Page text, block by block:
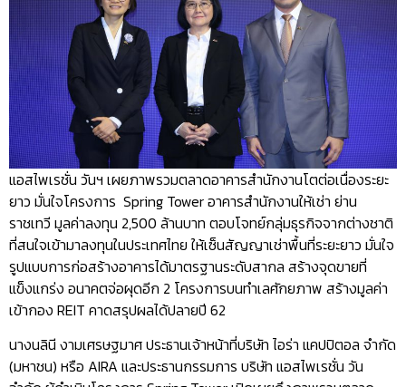
แอสไพเรชั่น วันฯ เผยภาพรวมตลาดอาคารสำนักงานโตต่อเนื่องระยะ
ยาว มั่นใจโครงการ Spring Tower อาคารสำนักงานให้เช่า ย่าน
ราชเทวี มูลค่าลงทุน 2,500 ล้านบาท ตอบโจทย์กลุ่มธุรกิจจากต่างชาติ
ที่สนใจเข้ามาลงทุนในประเทศไทย ให้เซ็นสัญญาเช่าพื้นที่ระยะยาว มั่นใจ
รูปแบบการก่อสร้างอาคารได้มาตรฐานระดับสากล สร้างจุดขายที่
แข็งแกร่ง อนาคตจ่อผุดอีก 2 โครงการบนทำเลศักยภาพ สร้างมูลค่า
เข้ากอง REIT คาดสรุปผลได้ปลายปี 62
นางนลินี งามเศรษฐมาศ ประธานเจ้าหน้าที่บริษัท ไอร่า แคปปิตอล จำกัด
(มหาชน) หรือ AIRA และประธานกรรมการ บริษัท แอสไพเรชั่น วัน